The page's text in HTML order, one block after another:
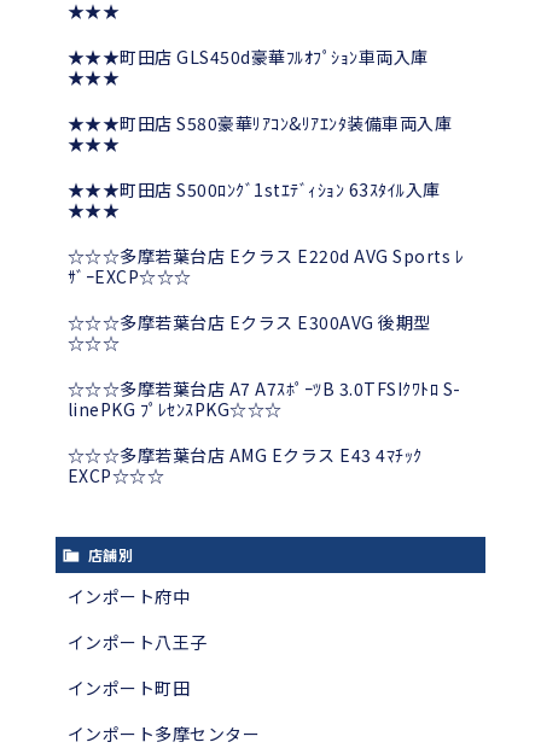
★★★
★★★町田店 GLS450d豪華ﾌﾙｵﾌﾟｼｮﾝ車両入庫
★★★
★★★町田店 S580豪華ﾘｱｺﾝ&ﾘｱｴﾝﾀ装備車両入庫
★★★
★★★町田店 S500ﾛﾝｸﾞ1stｴﾃﾞｨｼｮﾝ 63ｽﾀｲﾙ入庫
★★★
☆☆☆多摩若葉台店 Eクラス E220d AVG Sports ﾚ
ｻﾞｰEXCP☆☆☆
☆☆☆多摩若葉台店 Eクラス E300AVG 後期型
☆☆☆
☆☆☆多摩若葉台店 A7 A7ｽﾎﾟｰﾂB 3.0TFSIｸﾜﾄﾛ S-
linePKG ﾌﾟﾚｾﾝｽPKG☆☆☆
☆☆☆多摩若葉台店 AMG Eクラス E43 4ﾏﾁｯｸ
EXCP☆☆☆
店舗別
インポート府中
インポート八王子
インポート町田
インポート多摩センター